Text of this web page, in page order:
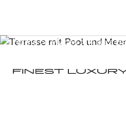
Home Places Azura